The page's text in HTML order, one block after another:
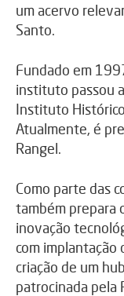
um acervo
Santo.
Fundado em
instituto passou
Instituto
Atualmente, é
Rangel.
Como parte das
também prepara
inovação
com implantação
criação de um
patrocinada pela